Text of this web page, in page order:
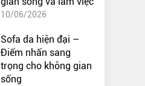
10/06/2026
Sofa da hiện đại –
Điểm nhấn sang
trọng cho không gian
sống